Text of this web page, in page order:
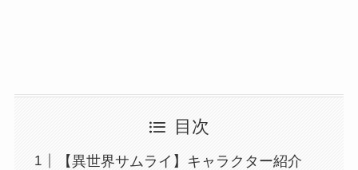
目次
【異世界サムライ】キャラクター紹介